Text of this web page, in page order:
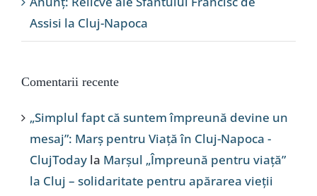
Assisi la Cluj-Napoca
Comentarii recente
„Simplul fapt că suntem împreună devine un
mesaj”: Marș pentru Viață în Cluj-Napoca -
ClujToday la Marșul „Împreună pentru viață”
la Cluj – solidaritate pentru apărarea vieții